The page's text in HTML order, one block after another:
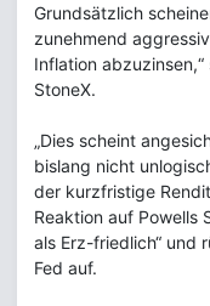
Grundsätzlich
zunehmend
Inflation abzuzinsen,“
StoneX.
„Dies scheint
bislang nicht
der kurzfristige
Reaktion auf Powells
als Erz-friedlich“ und
Fed auf.